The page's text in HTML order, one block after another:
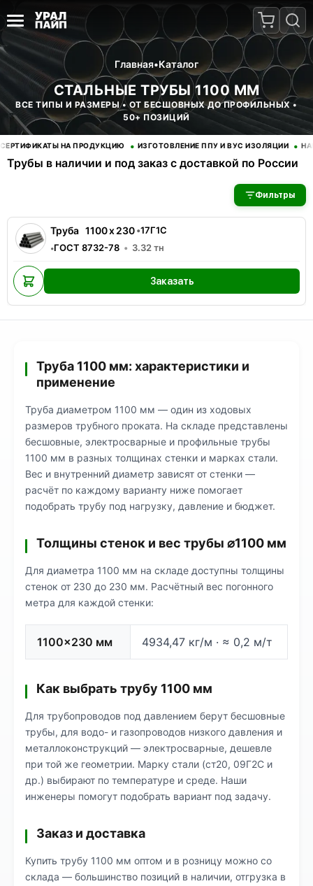
Главная•Каталог
СТАЛЬНЫЕ ТРУБЫ 1100 ММ
ВСЕ ТИПЫ И РАЗМЕРЫ • ОТ БЕСШОВНЫХ ДО ПРОФИЛЬНЫХ •
50+ ПОЗИЦИЙ
НА ПРОДУКЦИЮ • ИЗГОТОВЛЕНИЕ ППУ И ВУС ИЗОЛЯЦИИ •
Трубы в наличии и под заказ с доставкой по России
В наличии 1 позиций трубы стальные. Купить трубы оптом с
Фильтры
Труба 1100x230•17Г1С
•ГОСТ 8732-78 3.32 тн
Заказать
Труба 1100 мм: характеристики и
применение
Труба диаметром 1100 мм — один из ходовых
размеров трубного проката. На складе представлены
бесшовные, электросварные и профильные трубы
1100 мм в разных толщинах стенки и марках стали.
Вес и внутренний диаметр зависят от стенки —
расчёт по каждому варианту ниже помогает
подобрать трубу под нагрузку, давление и бюджет.
Толщины стенок и вес трубы ⌀1100 мм
Для диаметра 1100 мм на складе доступны толщины
стенок от 230 до 230 мм. Расчётный вес погонного
метра для каждой стенки:
1100×230 мм 4934,47 кг/м · ≈ 0,2 м/т
Как выбрать трубу 1100 мм
Для трубопроводов под давлением берут бесшовные
трубы, для водо- и газопроводов низкого давления и
металлоконструкций — электросварные, дешевле
при той же геометрии. Марку стали (ст20, 09Г2С и
др.) выбирают по температуре и среде. Наши
инженеры помогут подобрать вариант под задачу.
Заказ и доставка
Купить трубу 1100 мм оптом и в розницу можно со
склада — большинство позиций в наличии, отгрузка в